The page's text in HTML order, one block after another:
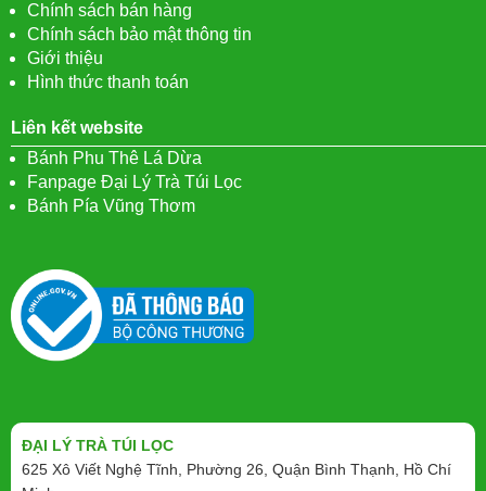
Chính sách bán hàng
Chính sách bảo mật thông tin
Giới thiệu
Hình thức thanh toán
Liên kết website
Bánh Phu Thê Lá Dừa
Fanpage Đại Lý Trà Túi Lọc
Bánh Pía Vũng Thơm
ĐẠI LÝ TRÀ TÚI LỌC
625 Xô Viết Nghệ Tĩnh, Phường 26, Quận Bình Thạnh, Hồ Chí